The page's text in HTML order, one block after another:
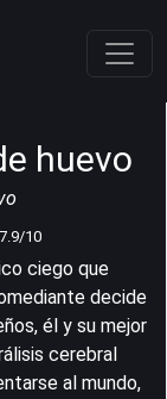
huevo
7.9/10
ciego que
decide
él y su mejor
cerebral
al mundo,